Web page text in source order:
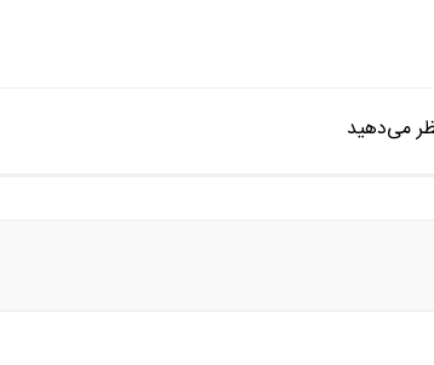
می‌دهید